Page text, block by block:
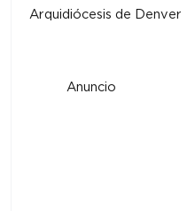
Arquidiócesis de Denver
Anuncio